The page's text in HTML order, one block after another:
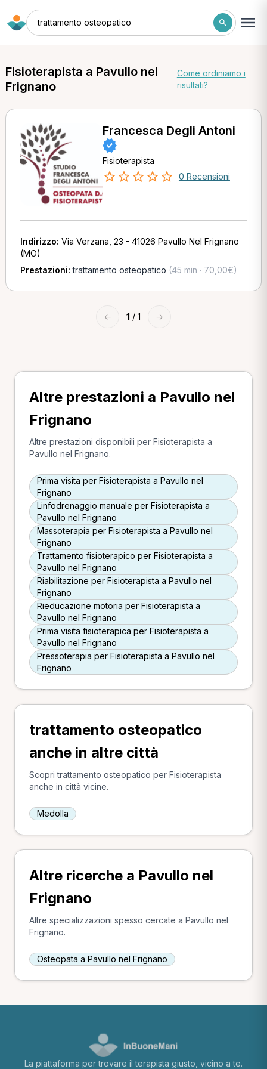
trattamento osteopatico
Fisioterapista a Pavullo nel
Frignano
Come ordiniamo i
risultati?
Francesca Degli Antoni
Fisioterapista
0 Recensioni
Indirizzo: Via Verzana, 23 - 41026 Pavullo Nel Frignano
(MO)
Prestazioni:trattamento osteopatico (45 min · 70,00€)
← 1 / 1 →
Altre prestazioni a Pavullo nel
Frignano
Altre prestazioni disponibili per Fisioterapista a
Pavullo nel Frignano.
Prima visita per Fisioterapista a Pavullo nel
Frignano
Linfodrenaggio manuale per Fisioterapista a
Pavullo nel Frignano
Massoterapia per Fisioterapista a Pavullo nel
Frignano
Trattamento fisioterapico per Fisioterapista a
Pavullo nel Frignano
Riabilitazione per Fisioterapista a Pavullo nel
Frignano
Rieducazione motoria per Fisioterapista a
Pavullo nel Frignano
Prima visita fisioterapica per Fisioterapista a
Pavullo nel Frignano
Pressoterapia per Fisioterapista a Pavullo nel
Frignano
trattamento osteopatico
anche in altre città
Scopri trattamento osteopatico per Fisioterapista
anche in città vicine.
Medolla
Altre ricerche a Pavullo nel
Frignano
Altre specializzazioni spesso cercate a Pavullo nel
Frignano.
Osteopata a Pavullo nel Frignano
La piattaforma per trovare il terapista giusto, vicino a te.